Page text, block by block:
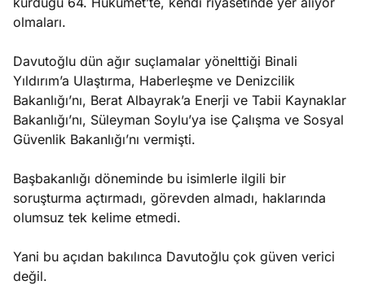
olmaları.
Davutoğlu dün ağır suçlamalar yönelttiği Binali
Yıldırım’a Ulaştırma, Haberleşme ve Denizcilik
Bakanlığı’nı, Berat Albayrak’a Enerji ve Tabii Kaynaklar
Bakanlığı’nı, Süleyman Soylu’ya ise Çalışma ve Sosyal
Güvenlik Bakanlığı’nı vermişti.
Başbakanlığı döneminde bu isimlerle ilgili bir
soruşturma açtırmadı, görevden almadı, haklarında
olumsuz tek kelime etmedi.
Yani bu açıdan bakılınca Davutoğlu çok güven verici
değil.